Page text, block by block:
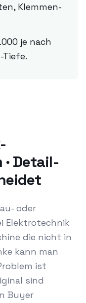
Klemmen-
je nach
Detail-
oder
Elektrotechnik
die nicht in
kann man
ist
sind
Buyer